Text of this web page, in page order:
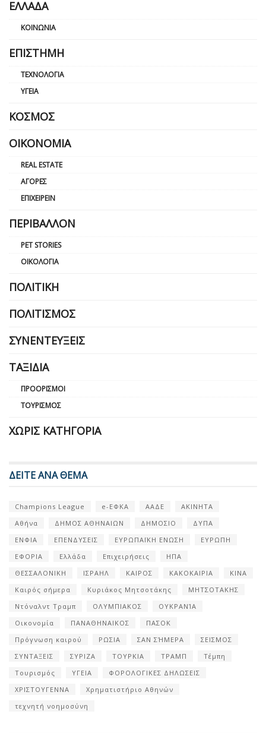
ΕΛΛΆΔΑ
ΚΟΙΝΩΝΊΑ
ΕΠΙΣΤΉΜΗ
ΤΕΧΝΟΛΟΓΊΑ
ΥΓΕΊΑ
ΚΌΣΜΟΣ
ΟΙΚΟΝΟΜΊΑ
REAL ESTATE
ΑΓΟΡΈΣ
ΕΠΙΧΕΙΡΕΊΝ
ΠΕΡΙΒΆΛΛΟΝ
PET STORIES
ΟΙΚΟΛΟΓΊΑ
ΠΟΛΙΤΙΚΉ
ΠΟΛΙΤΙΣΜΌΣ
ΣΥΝΕΝΤΕΎΞΕΙΣ
ΤΑΞΊΔΙΑ
ΠΡΟΟΡΙΣΜΟΊ
ΤΟΥΡΙΣΜΌΣ
ΧΩΡΊΣ ΚΑΤΗΓΟΡΊΑ
ΔΕΙΤΕ ΑΝΑ ΘΕΜΑ
Champions League e-ΕΦΚΑ ΑΑΔΕ
ΑΚΙΝΗΤΑ
Αθήνα
ΔΗΜΟΣ ΑΘΗΝΑΙΩΝ ΔΗΜΟΣΙΟ
ΔΥΠΑ
ΕΝΦΙΑ
ΕΠΕΝΔΥΣΕΙΣ ΕΥΡΩΠΑΪΚΗ ΕΝΩΣΗ
ΕΥΡΩΠΗ
ΕΦΟΡΙΑ
Ελλάδα Επιχειρήσεις
ΗΠΑ
ΘΕΣΣΑΛΟΝΙΚΗ
ΙΣΡΑΗΛ ΚΑΙΡΟΣ ΚΑΚΟΚΑΙΡΙΑ
ΚΙΝΑ
Καιρός σήμερα
Κυριάκος Μητσοτάκης
ΜΗΤΣΟΤΑΚΗΣ
Ντόναλντ Τραμπ
ΟΛΥΜΠΙΑΚΟΣ
ΟΥΚΡΑΝΊΑ
Οικονομία
ΠΑΝΑΘΗΝΑΙΚΟΣ
ΠΑΣΟΚ
Πρόγνωση καιρού
ΡΩΣΙΑ ΣΑΝ ΣΉΜΕΡΑ
ΣΕΙΣΜΟΣ
ΣΥΝΤΑΞΕΙΣ
ΣΥΡΙΖΑ ΤΟΥΡΚΙΑ ΤΡΑΜΠ
Τέμπη
Τουρισμός
ΥΓΕΙΑ
ΦΟΡΟΛΟΓΙΚΕΣ ΔΗΛΩΣΕΙΣ
ΧΡΙΣΤΟΥΓΕΝΝΑ
Χρηματιστήριο Αθηνών
τεχνητή νοημοσύνη